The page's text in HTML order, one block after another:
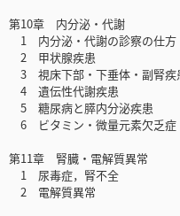
第10章 内分泌・代謝
1 内分泌・代謝の診察の仕方
2 甲状腺疾患
3 視床下部・下垂体・副腎疾
4 遺伝性代謝疾患
5 糖尿病と膵内分泌疾患
6 ビタミン・微量元素欠乏症
第11章 腎臓・電解質異常
1 尿毒症，腎不全
2 電解質異常